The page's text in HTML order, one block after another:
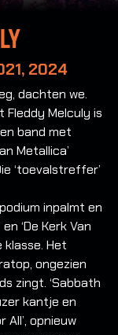
2024
dachten we.
Melculy is
band met
Metallica’
‘toevalstreffer’
inpalmt en
‘De Kerk Van
klasse. Het
ongezien
zingt. ‘Sabbath
kantje en
All’, opnieuw